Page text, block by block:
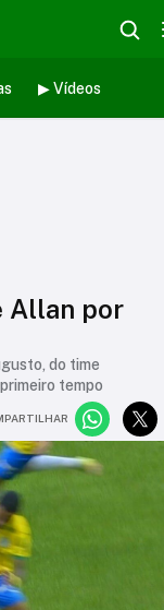
▶ Vídeos
Allan por
do time
tempo